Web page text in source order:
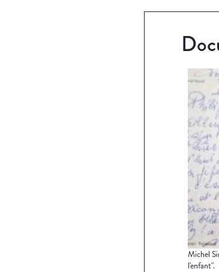
Michel
l'enfant".